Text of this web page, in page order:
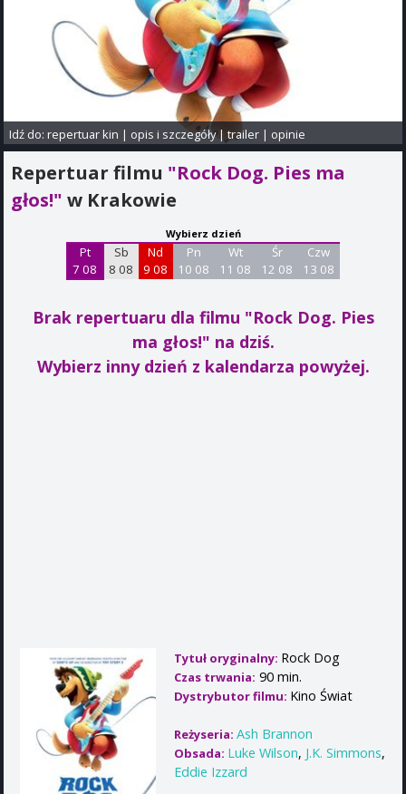
Idź do:repertuar kin | opis i szczegóły|trailer | opinie
Repertuar filmu "Rock Dog. Pies ma
głos!" w Krakowie
Wybierz dzień
Pt
7 08
Sb
8 08
Nd
9 08
Pn
10 08
Wt
11 08
Śr
12 08
Czw
13 08
Brak repertuaru dla filmu "Rock Dog. Pies
ma głos!" na dziś.
Wybierz inny dzień z kalendarza powyżej.
Tytuł oryginalny: Rock Dog
Czas trwania: 90 min.
Dystrybutor filmu: Kino Świat
Reżyseria: Ash Brannon
Obsada: Luke Wilson, J.K. Simmons,
Eddie Izzard